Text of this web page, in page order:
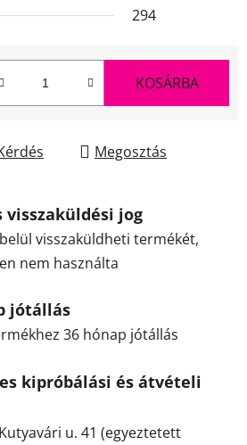
294
KOSÁRBA
Megosztás
visszaküldési jog
visszaküldheti termékét,
nem használta
jótállás
36 hónap jótállás
kipróbálási és átvételi
u. 41 (egyeztetett